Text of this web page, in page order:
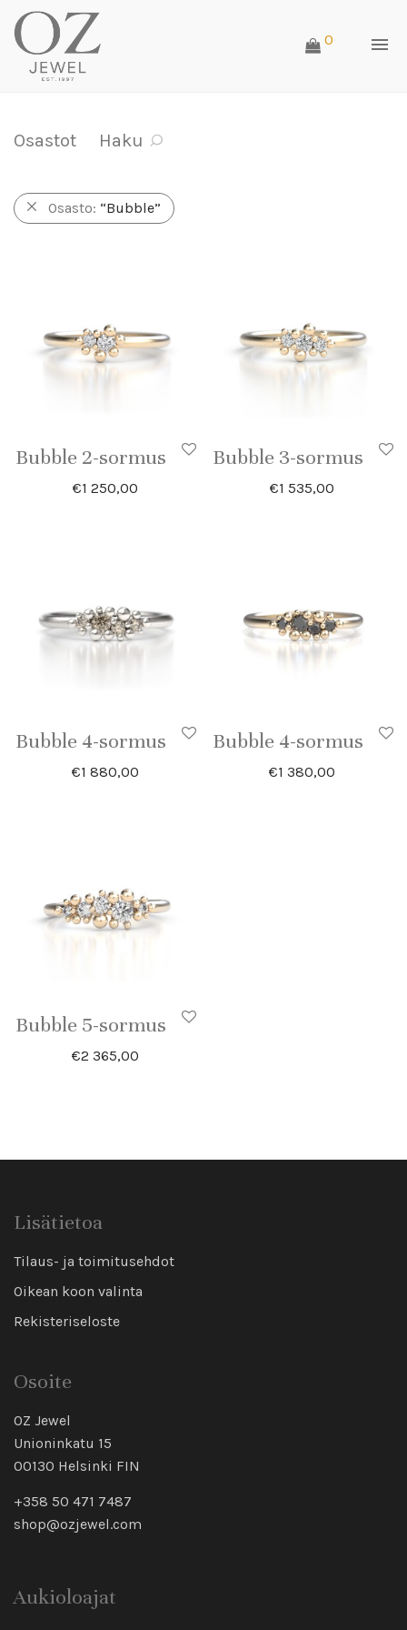
0
Osastot Haku
Osasto: “Bubble”
Bubble 2-sormus
€1 250,00
Bubble 3-sormus
€1 535,00
Bubble 4-sormus
€1 880,00
Bubble 4-sormus
€1 380,00
Bubble 5-sormus
€2 365,00
Lisätietoa
Tilaus- ja toimitusehdot
Oikean koon valinta
Rekisteriseloste
Osoite
OZ Jewel
Unioninkatu 15
00130 Helsinki FIN
+358 50 471 7487
shop@ozjewel.com
Aukioloajat